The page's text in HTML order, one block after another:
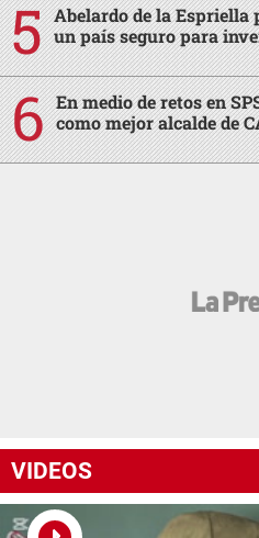
Abelardo de la Espriella
un país seguro para
En medio de retos en
como mejor alcalde de
VIDEOS